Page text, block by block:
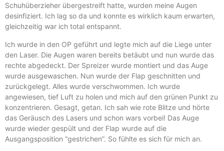
Schuhüberzieher übergestreift hatte, wurden meine Augen
desinfiziert. Ich lag so da und konnte es wirklich kaum erwarten,
gleichzeitig war ich total entspannt.
Ich wurde in den OP geführt und legte mich auf die Liege unter
den Laser. Die Augen waren bereits betäubt und nun wurde das
rechte abgedeckt. Der Spreizer wurde montiert und das Auge
wurde ausgewaschen. Nun wurde der Flap geschnitten und
zurückgelegt. Alles wurde verschwommen. Ich wurde
angewiesen, tief Luft zu holen und mich auf den grünen Punkt zu
konzentrieren. Gesagt, getan. Ich sah wie rote Blitze und hörte
das Geräusch des Lasers und schon wars vorbei! Das Auge
wurde wieder gespült und der Flap wurde auf die
Ausgangsposition “gestrichen”. So fühlte es sich für mich an.